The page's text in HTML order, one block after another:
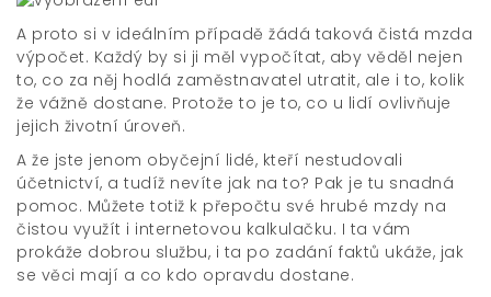
A proto si v ideálním případě žádá taková čistá mzda
výpočet. Každý by si ji měl vypočítat, aby věděl nejen
to, co za něj hodlá zaměstnavatel utratit, ale i to, kolik
že vážně dostane. Protože to je to, co u lidí ovlivňuje
jejich životní úroveň.
A že jste jenom obyčejní lidé, kteří nestudovali
účetnictví, a tudíž nevíte jak na to? Pak je tu snadná
pomoc. Můžete totiž k přepočtu své hrubé mzdy na
čistou využít i internetovou kalkulačku. I ta vám
prokáže dobrou službu, i ta po zadání faktů ukáže, jak
se věci mají a co kdo opravdu dostane.